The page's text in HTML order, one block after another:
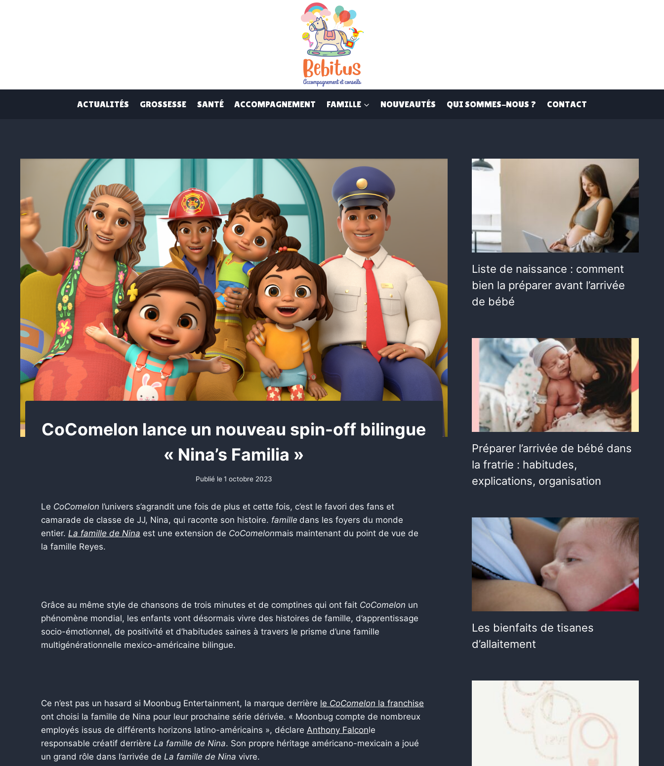
ACTUALITÉS GROSSESSE SANTÉ ACCOMPAGNEMENT FAMILLE NOUVEAUTÉS QUI SOMMES-NOUS ? CONTACT
CoComelon lance un nouveau spin-off bilingue
« Nina’s Familia »
Publié le 1 octobre 2023
Le CoComelon l’univers s’agrandit une fois de plus et cette fois, c’est le favori des fans et
camarade de classe de JJ, Nina, qui raconte son histoire. famille dans les foyers du monde
entier. La famille de Nina est une extension de CoComelonmais maintenant du point de vue de
la famille Reyes.
Grâce au même style de chansons de trois minutes et de comptines qui ont fait CoComelon un
phénomène mondial, les enfants vont désormais vivre des histoires de famille, d’apprentissage
socio-émotionnel, de positivité et d’habitudes saines à travers le prisme d’une famille
multigénérationnelle mexico-américaine bilingue.
Ce n’est pas un hasard si Moonbug Entertainment, la marque derrière le CoComelon la franchise
ont choisi la famille de Nina pour leur prochaine série dérivée. « Moonbug compte de nombreux
employés issus de différents horizons latino-américains », déclare Anthony Falconle
responsable créatif derrière La famille de Nina. Son propre héritage américano-mexicain a joué
un grand rôle dans l’arrivée de La famille de Nina vivre.
Liste de naissance : comment
bien la préparer avant l’arrivée
de bébé
Préparer l’arrivée de bébé dans
la fratrie : habitudes,
explications, organisation
Les bienfaits de tisanes
d’allaitement